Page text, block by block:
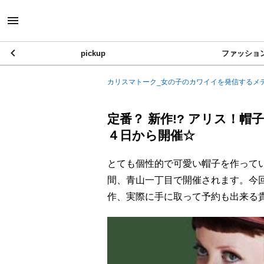
pickup ファッショ
カリスマトーク_女の子のカワイイを発信するメ
定番？ 新作!? アリス！帽
４日から開催☆
とても個性的で可愛い帽子を作って
間、青山一丁目で開催されます。今
作、実際に手に取って予約も出来